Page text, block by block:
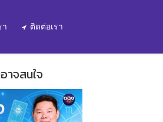
า ติดต่อเรา
จสนใจ